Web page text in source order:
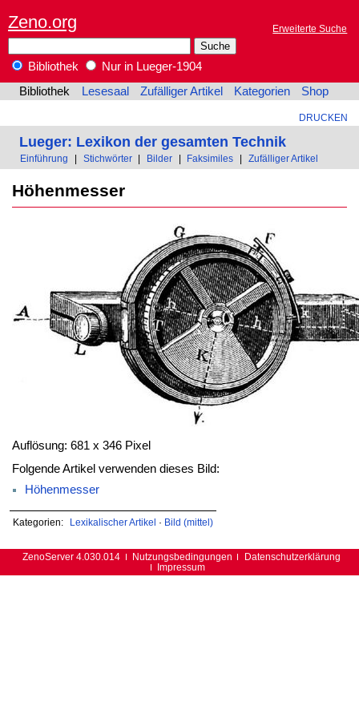
Zeno.org Erweiterte Suche
Bibliothek
Nur in Lueger-1904
Bibliothek
Lesesaal Zufälliger Artikel Kategorien Shop
DRUCKEN
Lueger: Lexikon der gesamten Technik
Einführung Stichwörter Bilder Faksimiles Zufälliger Artikel
Höhenmesser
Auflösung: 681 x 346 Pixel
Folgende Artikel verwenden dieses Bild:
Höhenmesser
Kategorien: Lexikalischer Artikel · Bild (mittel)
ZenoServer 4.030.014 Nutzungsbedingungen
Datenschutzerklärung
Impressum